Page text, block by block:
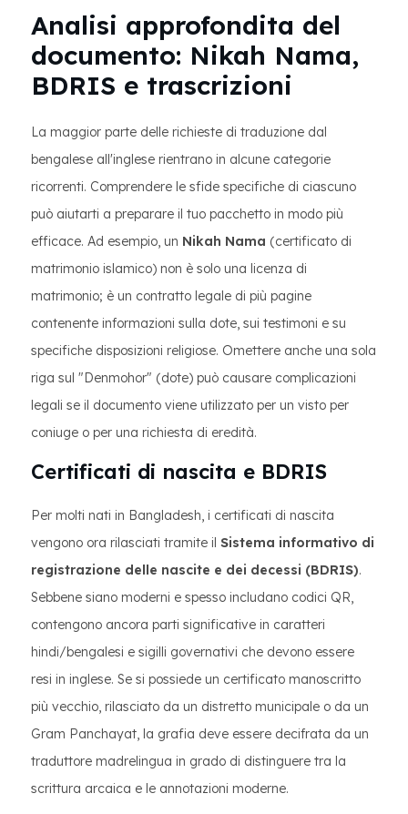
Analisi approfondita del
documento: Nikah Nama,
BDRIS e trascrizioni
La maggior parte delle richieste di traduzione dal
bengalese all'inglese rientrano in alcune categorie
ricorrenti. Comprendere le sfide specifiche di ciascuno
può aiutarti a preparare il tuo pacchetto in modo più
efficace. Ad esempio, un Nikah Nama (certificato di
matrimonio islamico) non è solo una licenza di
matrimonio; è un contratto legale di più pagine
contenente informazioni sulla dote, sui testimoni e su
specifiche disposizioni religiose. Omettere anche una sola
riga sul "Denmohor" (dote) può causare complicazioni
legali se il documento viene utilizzato per un visto per
coniuge o per una richiesta di eredità.
Certificati di nascita e BDRIS
Per molti nati in Bangladesh, i certificati di nascita
vengono ora rilasciati tramite il Sistema informativo di
registrazione delle nascite e dei decessi (BDRIS).
Sebbene siano moderni e spesso includano codici QR,
contengono ancora parti significative in caratteri
hindi/bengalesi e sigilli governativi che devono essere
resi in inglese. Se si possiede un certificato manoscritto
più vecchio, rilasciato da un distretto municipale o da un
Gram Panchayat, la grafia deve essere decifrata da un
traduttore madrelingua in grado di distinguere tra la
scrittura arcaica e le annotazioni moderne.